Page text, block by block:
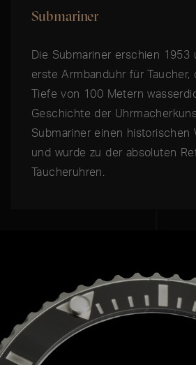
Submariner
Die Submariner erschien 1953
erste Armbanduhr für Taucher,
Tiefe von 100 Metern
Geschichte der
Submariner einen historischen
und wurde zu der absoluten